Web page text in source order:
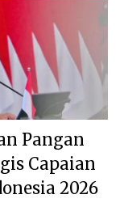
Pangan
Capaian
2026